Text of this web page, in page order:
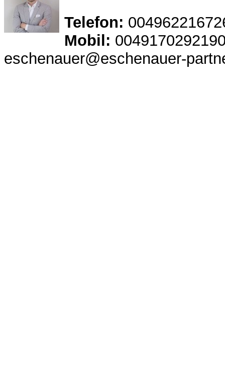
Telefon:
Mobil:
eschenauer@eschenauer-